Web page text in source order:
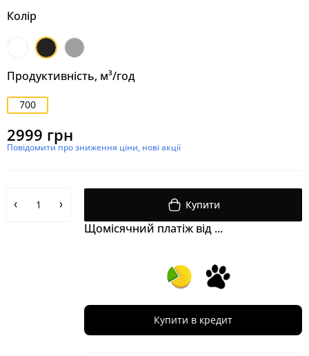
Колір
Білий ЧорнийНержавіюча
сталь
Продуктивність, м³/год
700
2999 грн
Повідомити про зниження ціни, нові акції
Купити
Щомісячний платіж від ...
Купити в кредит